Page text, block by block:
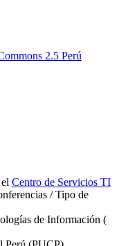
ambiente
ambiente
ambiente
ambiente
2.5 Perú
Centro de Servicios TI
/ Tipo de
de Información (